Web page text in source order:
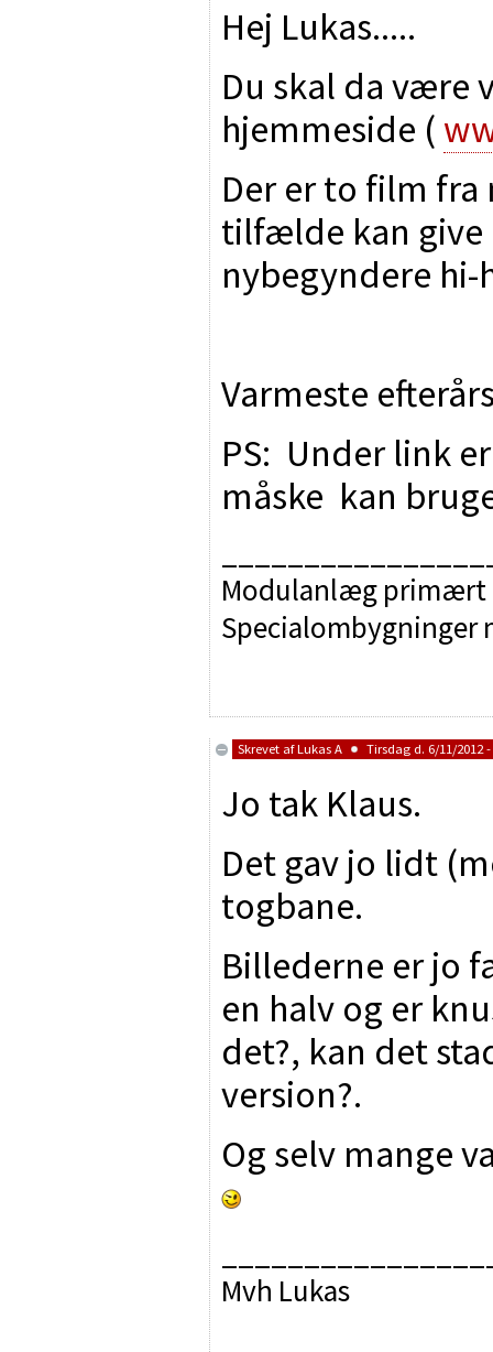
Hej Lukas.....
Du skal da være
hjemmeside (
Der er to film
tilfælde kan
nybegyndere hi-
Varmeste
PS: Under link
måske kan
Modulanlæg primært
Specialombygninger
Skrevet afLukas A Tirsdag d. 6/11/2012 -
Jo tak Klaus.
Det gav jo lidt
togbane.
Billederne er jo
en halv og er
det?, kan det
version?.
Og selv mange
Mvh Lukas